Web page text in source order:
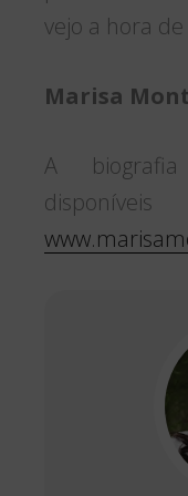
vejo a hora
Marisa
A